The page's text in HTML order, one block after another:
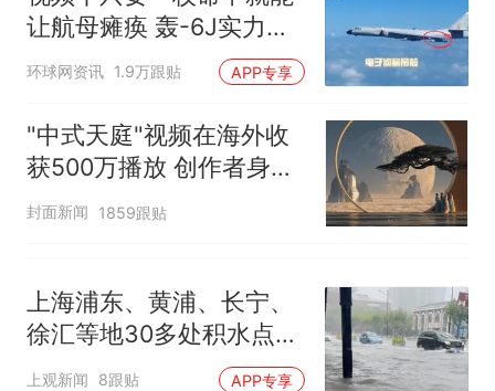
让航母瘫痪 轰-6J实力有
多强？
环球网资讯 1.9万跟贴 APP专享
"中式天庭"视频在海外收
获500万播放 创作者身份
披露
封面新闻 1859跟贴
上海浦东、黄浦、长宁、
徐汇等地30多处积水点正
在抢排
上观新闻 8跟贴 APP专享